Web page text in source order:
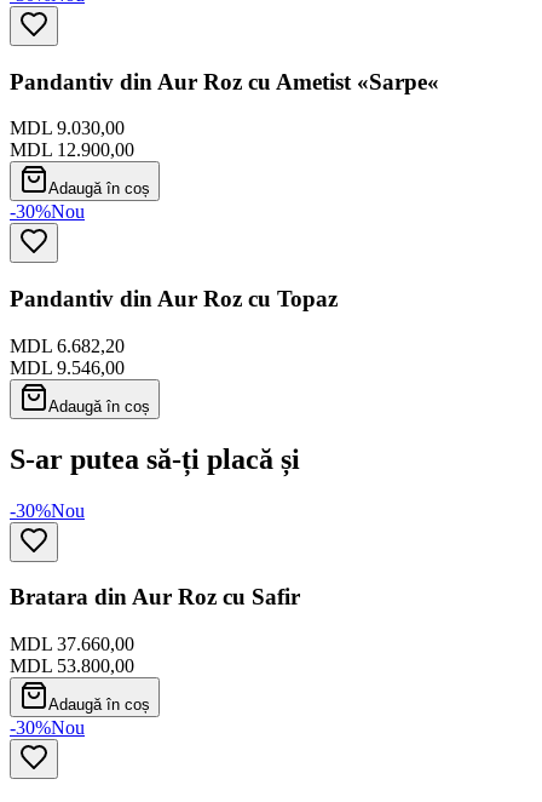
Pandantiv din Aur Roz cu Ametist «Sarpe«
MDL 9.030,00
MDL 12.900,00
Adaugă în coș
-30%Nou
Pandantiv din Aur Roz cu Topaz
MDL 6.682,20
MDL 9.546,00
Adaugă în coș
S-ar putea să-ți placă și
-30%Nou
Bratara din Aur Roz cu Safir
MDL 37.660,00
MDL 53.800,00
Adaugă în coș
-30%Nou